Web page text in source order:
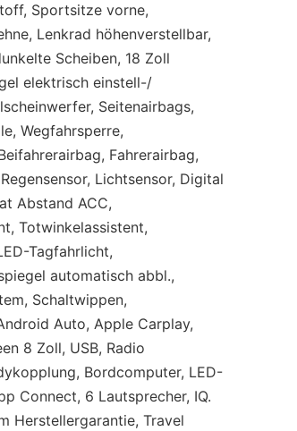
Sportsitze vorne,
Lenkrad höhenverstellbar,
Scheiben, 18 Zoll
elektrisch einstell-/
Seitenairbags,
Wegfahrsperre,
Fahrerairbag,
Lichtsensor, Digital
Abstand ACC,
Totwinkelassistent,
Tagfahrlicht,
automatisch abbl.,
Schaltwippen,
Auto, Apple Carplay,
8 Zoll, USB, Radio
Bordcomputer, LED-
Connect, 6 Lautsprecher, IQ.
Herstellergarantie, Travel